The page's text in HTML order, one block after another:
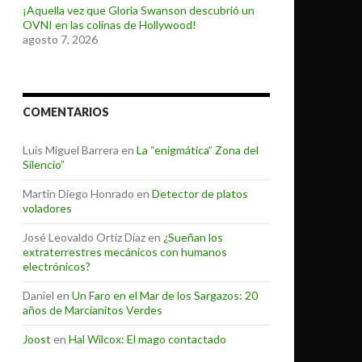
¡Aquella vez que Gloria Swanson descubrió un
OVNI en las colinas de Hollywood!
agosto 7, 2026
COMENTARIOS
Luis Miguel Barrera en La “enigmática” Zona del
Silencio”
Martin Diego Honrado en Detector de platos
voladores
José Leovaldo Ortiz Díazen ¿Sueñan los
extraterrestres mecánicos con humanos
electrónicos?
Daniel en Un Faro en el Mar de los Sargazos: 20
años de Marcianitos Verdes
Joost en Hal Wilcox: El mago contactado